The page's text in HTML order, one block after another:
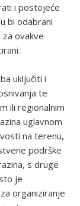
i postojeće
bi odabrani
ovakve
uključiti i
te
ili regionalnim
uglavnom
na terenu,
podrške
s druge
je
organiziranje